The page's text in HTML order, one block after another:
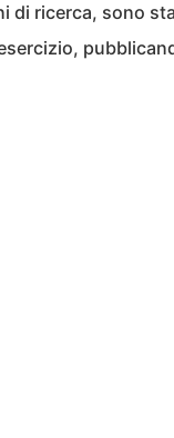
di ricerca, sono